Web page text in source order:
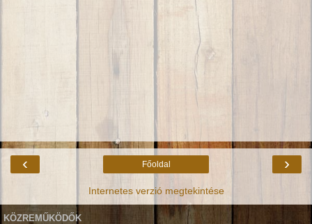
‹ ›
Főoldal
Internetes verzió megtekintése
KÖZREMŰKÖDŐK